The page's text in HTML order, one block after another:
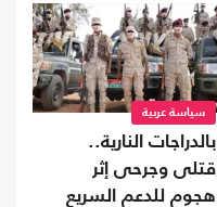
سياسة عربية
بالدراجات النارية..
قتلى وجرحى إثر
هجوم للدعم السريع